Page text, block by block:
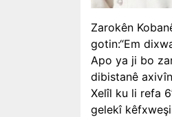
Zarokên
gotin:“Em
Apo ya ji bo
dibistanê
Xelîl ku li refa
gelekî